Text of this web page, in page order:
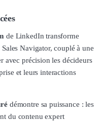
de LinkedIn transforme
Navigator, couplé à une
avec précision les décideurs
et leurs interactions
démontre sa puissance : les
du contenu expert